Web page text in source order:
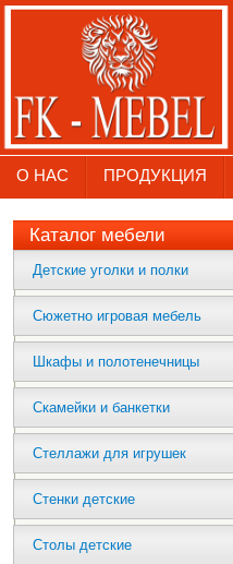
О НАС ПРОДУКЦИЯ
Каталог мебели
Детские уголки и полки
Сюжетно игровая мебель
Шкафы и полотенечницы
Скамейки и банкетки
Стеллажи для игрушек
Стенки детские
Столы детские